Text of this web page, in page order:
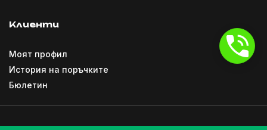
Клиенти
Моят профил
История на поръчките
Бюлетин